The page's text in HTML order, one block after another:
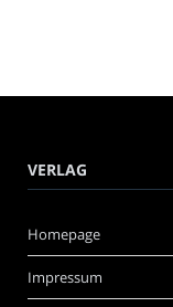
VERLAG
Homepage
Impressum